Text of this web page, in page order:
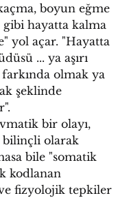
boyun eğme
hayatta kalma
yol açar. "Hayatta
... ya aşırı
farkında olmak ya
şeklinde
bir olayı,
bilinçli olarak
bile "somatik
kodlanan
fizyolojik tepkiler